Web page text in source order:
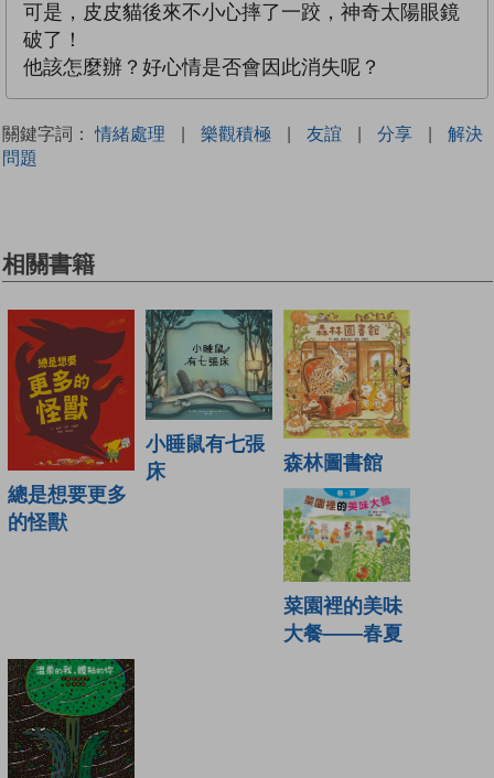
可是，皮皮貓後來不小心摔了一跤，神奇太陽眼鏡
破了！
他該怎麼辦？好心情是否會因此消失呢？
關鍵字詞：情緒處理 | 樂觀積極 | 友誼 | 分享 |
解決
問題
相關書籍
總是想要更多
的怪獸
小睡鼠有七張
床
森林圖書館
菜園裡的美味
大餐——春夏